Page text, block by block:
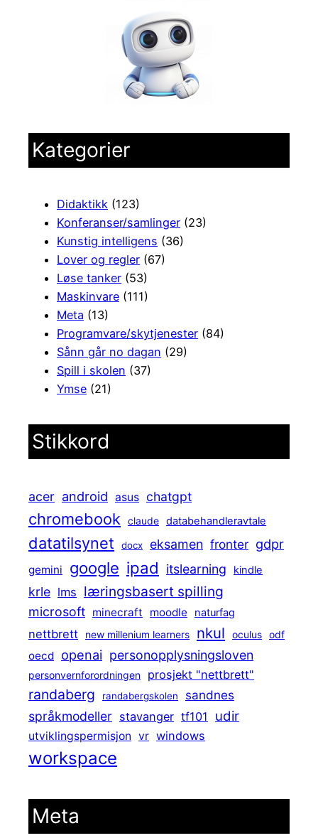
Kategorier
Didaktikk (123)
Konferanser/samlinger (23)
Kunstig intelligens (36)
Lover og regler (67)
Løse tanker (53)
Maskinvare (111)
Meta (13)
Programvare/skytjenester (84)
Sånn går no dagan (29)
Spill i skolen (37)
Ymse (21)
Stikkord
acer android asus chatgpt
chromebook claude databehandleravtale
datatilsynet docx eksamen fronter gdpr
gemini google ipad itslearning kindle
krle lms læringsbasert spilling
microsoft minecraft moodle naturfag
nettbrett new millenium learners nkul oculus odf
oecd openai personopplysningsloven
personvernforordningen prosjekt "nettbrett"
randaberg randabergskolen
sandnes
språkmodeller stavanger tf101 udir
utviklingspermisjon vr windows
workspace
Meta